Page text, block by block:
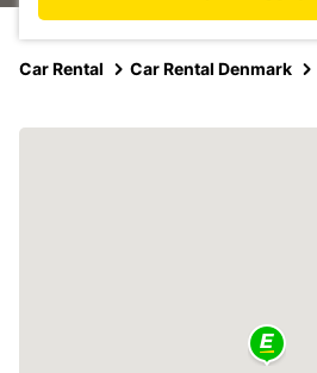
Car Rental Car Rental Denmark